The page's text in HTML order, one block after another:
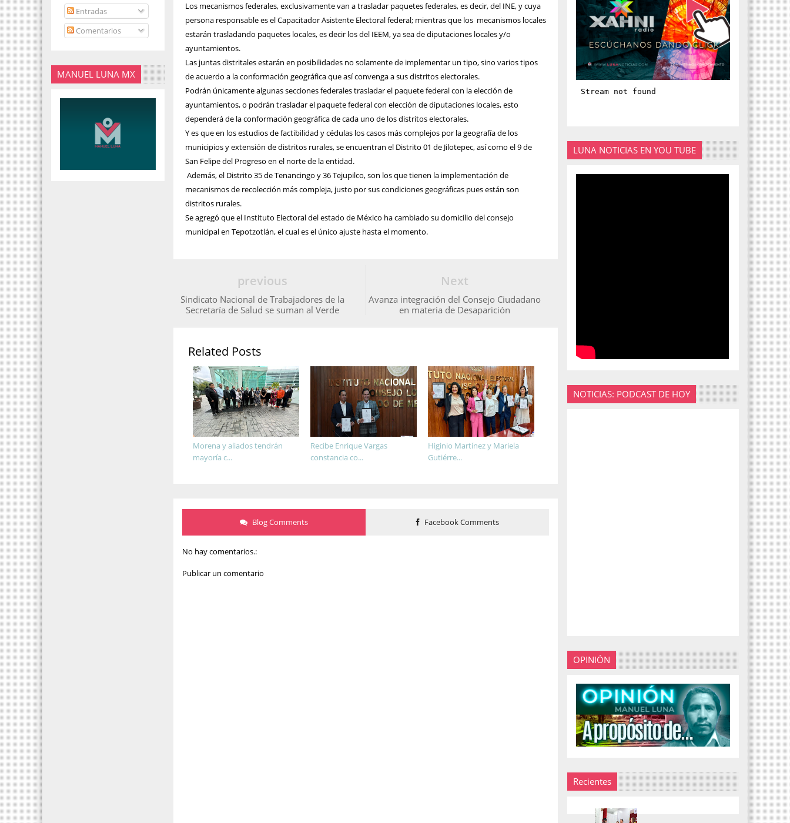
Entradas
Comentarios
MANUEL LUNA MX
Los mecanismos federales, exclusivamente van a trasladar paquetes federales, es decir, del INE, y cuya
persona responsable es el Capacitador Asistente Electoral federal; mientras que los mecanismos locales
estarán trasladando paquetes locales, es decir los del IEEM, ya sea de diputaciones locales y/o
ayuntamientos.
Las juntas distritales estarán en posibilidades no solamente de implementar un tipo, sino varios tipos
de acuerdo a la conformación geográfica que así convenga a sus distritos electorales.
Podrán únicamente algunas secciones federales trasladar el paquete federal con la elección de
ayuntamientos, o podrán trasladar el paquete federal con elección de diputaciones locales, esto
dependerá de la conformación geográfica de cada uno de los distritos electorales.
Y es que en los estudios de factibilidad y cédulas los casos más complejos por la geografía de los
municipios y extensión de distritos rurales, se encuentran el Distrito 01 de Jilotepec, así como el 9 de
San Felipe del Progreso en el norte de la entidad.
Además, el Distrito 35 de Tenancingo y 36 Tejupilco, son los que tienen la implementación de
mecanismos de recolección más compleja, justo por sus condiciones geográficas pues están son
distritos rurales.
Se agregó que el Instituto Electoral del estado de México ha cambiado su domicilio del consejo
municipal en Tepotzotlán, el cual es el único ajuste hasta el momento.
Next
Avanza integración del Consejo Ciudadano
en materia de Desaparición
previous
Sindicato Nacional de Trabajadores de la
Secretaría de Salud se suman al Verde
Related Posts
Higinio Martínez y Mariela
Gutiérre...
Recibe Enrique Vargas
constancia co...
Morena y aliados tendrán
mayoría c...
Blog Comments Facebook Comments
No hay comentarios.:
Publicar un comentario
LUNA NOTICIAS EN YOU TUBE
NOTICIAS: PODCAST DE HOY
OPINIÓN
Recientes